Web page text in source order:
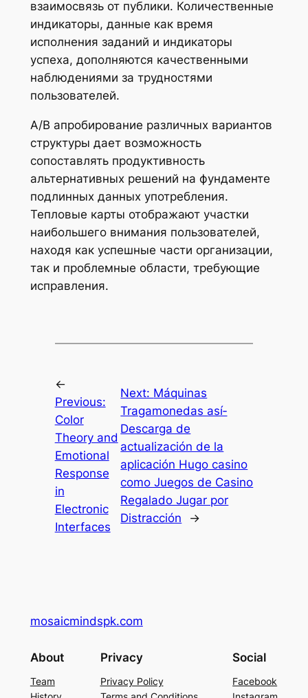
взаимосвязь от публики. Количественные
индикаторы, данные как время
исполнения заданий и индикаторы
успеха, дополняются качественными
наблюдениями за трудностями
пользователей.
A/B апробирование различных вариантов
структуры дает возможность
сопоставлять продуктивность
альтернативных решений на фундаменте
подлинных данных употребления.
Тепловые карты отображают участки
наибольшего внимания пользователей,
находя как успешные части организации,
так и проблемные области, требующие
исправления.
←
Previous:
Color
Theory and
Emotional
Response
in
Electronic
Interfaces
Next: Máquinas
Tragamonedas así­
Descarga de
actualización de la
aplicación Hugo casino
como Juegos de Casino
Regalado Jugar por
Distracción
→
mosaicmindspk.com
About
Team
Privacy
Privacy Policy
Social
Facebook